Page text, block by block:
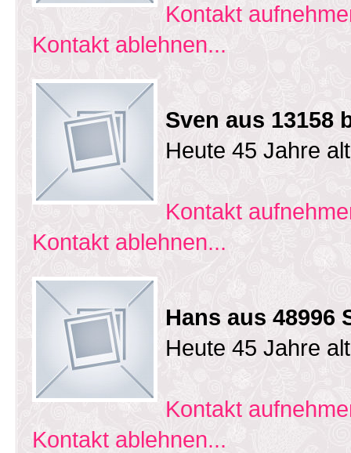
Kontakt
Kontakt ablehnen...
Sven aus 13158
Heute 45 Jahre
Kontakt
Kontakt ablehnen...
Hans aus 48996
Heute 45 Jahre
Kontakt
Kontakt ablehnen...